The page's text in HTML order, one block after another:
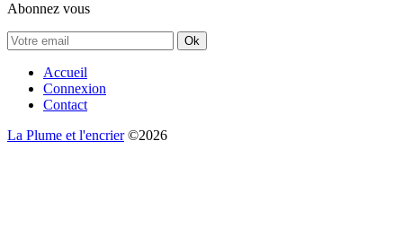
Abonnez vous
Ok
Accueil
Connexion
Contact
La Plume et l'encrier©2026